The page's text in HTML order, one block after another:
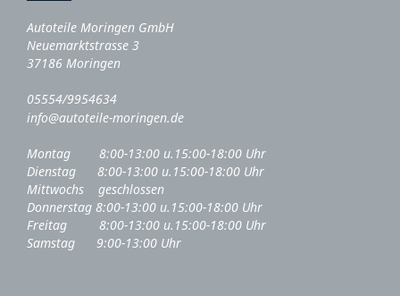
Autoteile Moringen GmbH
Neuemarktstrasse 3
37186 Moringen
05554/9954634
info@autoteile-moringen.de
Montag 8:00-13:00 u.15:00-18:00 Uhr
Dienstag 8:00-13:00 u.15:00-18:00 Uhr
Mittwochs geschlossen
Donnerstag 8:00-13:00 u.15:00-18:00 Uhr
Freitag 8:00-13:00 u.15:00-18:00 Uhr
Samstag 9:00-13:00 Uhr